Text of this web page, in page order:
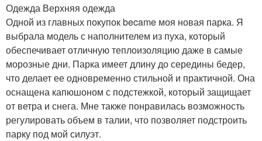
Одежда Верхняя одежда
Одной из главных покупок became моя новая парка. Я
выбрала модель с наполнителем из пуха, который
обеспечивает отличную теплоизоляцию даже в самые
морозные дни. Парка имеет длину до середины бедер,
что делает ее одновременно стильной и практичной. Она
оснащена капюшоном с подстежкой, который защищает
от ветра и снега. Мне также понравилась возможность
регулировать объем в талии, что позволяет подстроить
парку под мой силуэт.